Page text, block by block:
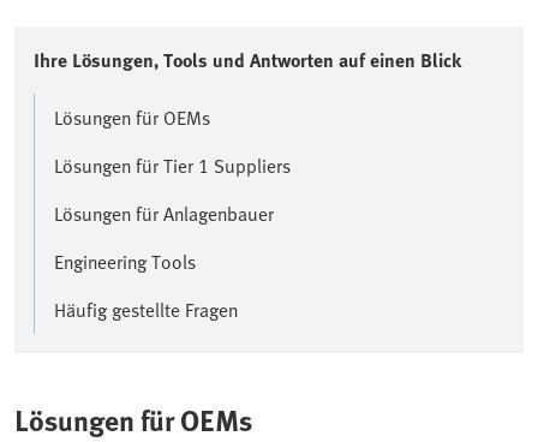
Ihre Lösungen, Tools und Antworten auf einen Blick
Lösungen für OEMs
Lösungen für Tier 1 Suppliers
Lösungen für Anlagenbauer
Engineering Tools
Häufig gestellte Fragen
Lösungen für OEMs